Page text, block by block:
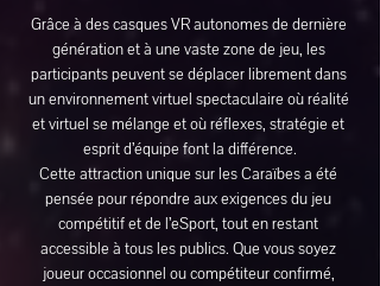
Grâce à des casques VR autonomes de dernière
génération et à une vaste zone de jeu, les
participants peuvent se déplacer librement dans
un environnement virtuel spectaculaire où réalité
et virtuel se mélange et où réflexes, stratégie et
esprit d’équipe font la différence.
Cette attraction unique sur les Caraïbes a été
pensée pour répondre aux exigences du jeu
compétitif et de l’eSport, tout en restant
accessible à tous les publics. Que vous soyez
joueur occasionnel ou compétiteur confirmé,